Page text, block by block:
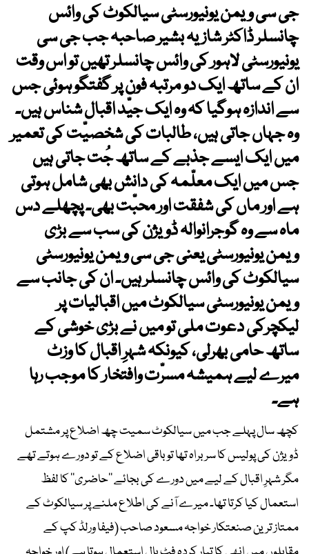
جی سی ویمن یونیورسٹی سیالکوٹ کی وائس
چانسلر ڈاکٹر شازیہ بشیر صاحبہ جب جی سی
یونیورسٹی لاہور کی وائس چانسلر تھیں تو اس وقت
ان کے ساتھ ایک دو مرتبہ فون پر گفتگو ہوئی جس
سے اندازہ ہوگیا کہ وہ ایک جیّد اقبال شناس ہیں۔
وہ جہاں جاتی ہیں، طالبات کی شخصیّت کی تعمیر
میں ایک ایسے جذبے کے ساتھ جُت جاتی ہیں
جس میں ایک معلّمہ کی دانش بھی شامل ہوتی
ہے اور ماں کی شفقت اور محبّت بھی۔ پچھلے دس
ماہ سے وہ گوجرانوالہ ڈویژن کی سب سے بڑی
ویمن یونیورسٹی یعنی جی سی ویمن یونیورسٹی
سیالکوٹ کی وائس چانسلر ہیں۔ ان کی جانب سے
ویمن یونیورسٹی سیالکوٹ میں اقبالیات پر
لیکچرکی دعوت ملی تو میں نے بڑی خوشی کے
ساتھ حامی بھرلی، کیونکہ شہرِ اقبال کا وزٹ
میرے لیے ہمیشہ مسرّت وافتخار کا موجب رہا
ہے۔
کچھ سال پہلے جب میں سیالکوٹ سمیت چھ اضلاع پر مشتمل
ڈویژن کی پولیس کا سربراہ تھا تو باقی اضلاع کے تو دورے ہوتے تھے
مگر شہرِ اقبال کے لیے میں دورے کی بجائے ’’حاضری‘‘ کا لفظ
استعمال کیا کرتا تھا۔ میرے آنے کی اطلاع ملنے پر سیالکوٹ کے
ممتاز ترین صنعتکار خواجہ مسعود صاحب (فیفا ورلڈ کپ کے